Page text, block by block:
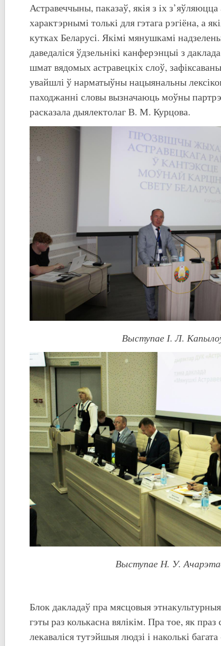
Астравеччыны, паказаў, якія з іх
характэрнымі толькі для гэтага рэгіёна, а
кутках Беларусі. Якімі мянушкамі
даведаліся ўдзельнікі канферэнцыі з
шмат вядомых астравецкіх слоў,
увайшлі ў нарматыўны нацыянальны
паходжанні словы вызначаюць моўны
расказала дыялектолаг В. М. Курцова.
Выступае І. Л.
Выступае Н. У.
Блок дакладаў пра мясцовыя
гэты раз колькасна вялікім. Пра тое, як праз
лекаваліся тутэйшыя людзі і наколькі